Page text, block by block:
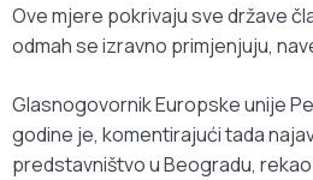
Ove mjere pokrivaju sve države
odmah se izravno primjenjuju,
Glasnogovornik Europske unije
godine je, komentirajući tada
predstavništvo u Beogradu, rekao